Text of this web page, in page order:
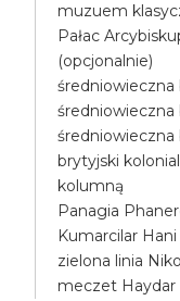
muzuem
Pałac
(opcjonalnie)
brytyjski
kolumną
Panagia
Kumarcilar Hani
zielona linia
meczet Haydar